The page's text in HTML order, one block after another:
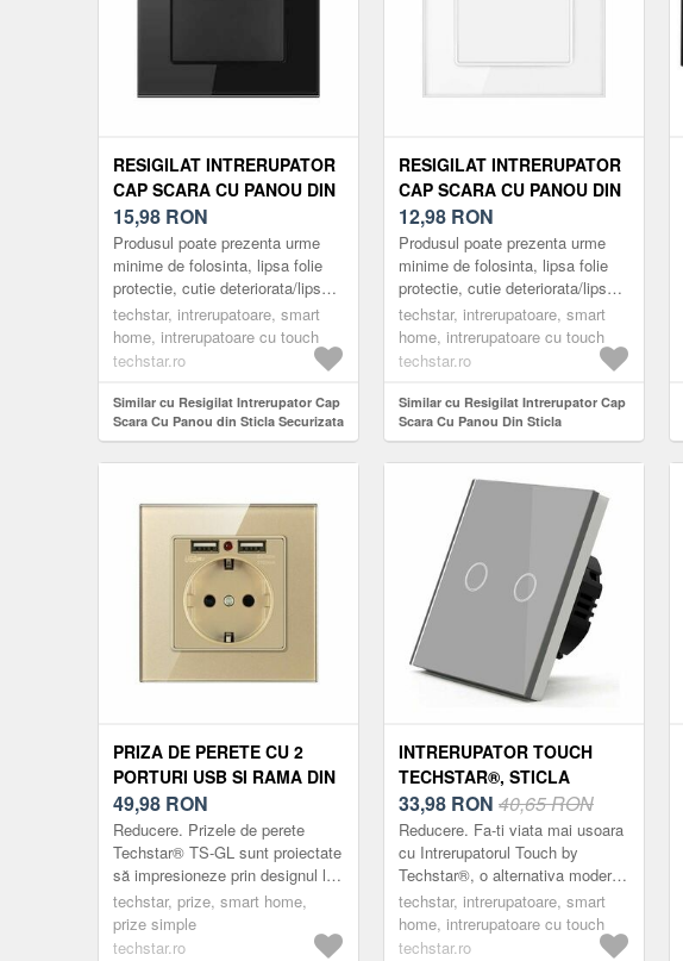
RESIGILAT INTRERUPATOR
CAP SCARA CU PANOU DIN
STICLA SECURIZATA
TECHSTAR® TGS 01, 220V,
16A, 86 X 86 MM, NEGRU,
CU 1 MODUL
15,98 RON
Produsul poate prezenta urme
minime de folosinta, lipsa folie
protectie, cutie deteriorata/lipsa,
usoare zgarieturi etc.
Întrerupătoarele Techstar ...
techstar, intrerupatoare, smart
home, intrerupatoare cu touch
techstar.ro
Similar cu Resigilat Intrerupator Cap
Scara Cu Panou din Sticla Securizata
Techstar® TGS 01, 220V, 16A, 86 x 86
mm, Negru, cu 1 Modul
RESIGILAT INTRERUPATOR
CAP SCARA CU PANOU DIN
STICLA SECURIZATA
TECHSTAR® TGS 01, 220V,
16A, 86 X 86 MM, ALB, CU 1
MODUL
12,98 RON
Produsul poate prezenta urme
minime de folosinta, lipsa folie
protectie, cutie deteriorata/lipsa,
usoare zgarieturi etc.
Întrerupătoarele Techstar ...
techstar, intrerupatoare, smart
home, intrerupatoare cu touch
techstar.ro
Similar cu Resigilat Intrerupator Cap
Scara Cu Panou Din Sticla
Securizata Techstar® TGS 01, 220V,
16A, 86 X 86 Mm, Alb, cu 1 Modul
PRIZA DE PERETE CU 2
PORTURI USB SI RAMA DIN
STICLA TECHSTAR® TS-GL,
110-250V, 16A, IGNIFUGA,
86X86MM, AURIU
49,98 RON
Reducere. Prizele de perete
Techstar® TS-GL sunt proiectate
să impresioneze prin designul lor
compact, elegant și minimalist.
Acestea se remarcă prin
versati...
techstar, prize, smart home,
prize simple
techstar.ro
INTRERUPATOR TOUCH
TECHSTAR®, STICLA
SECURIZATA, DESIGN
MODERN, ILUMINARE LED,
2 FAZE, GRI
33,98 RON 40,65 RON
Reducere. Fa-ti viata mai usoara
cu Intrerupatorul Touch by
Techstar®, o alternativa moderna
la intrerupatoarele clasice.
Intrerupatoarele marca ®Techstar
su...
techstar, intrerupatoare, smart
home, intrerupatoare cu touch
techstar.ro